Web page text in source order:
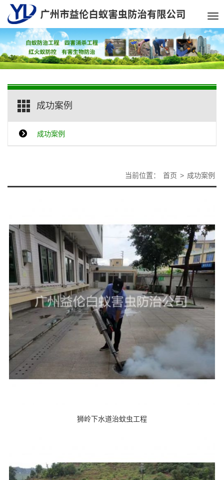
成功案例
成功案例
当前位置： 首页 > 成功案例
狮岭下水道治蚊虫工程